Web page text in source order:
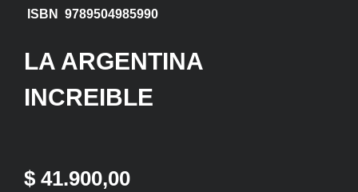
ISBN 9789504985990
LA ARGENTINA
INCREIBLE
$ 41.900,00